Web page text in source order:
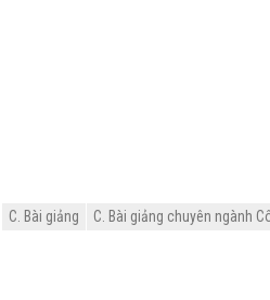
C. Bài giảng C. Bài giảng chuyên ngành